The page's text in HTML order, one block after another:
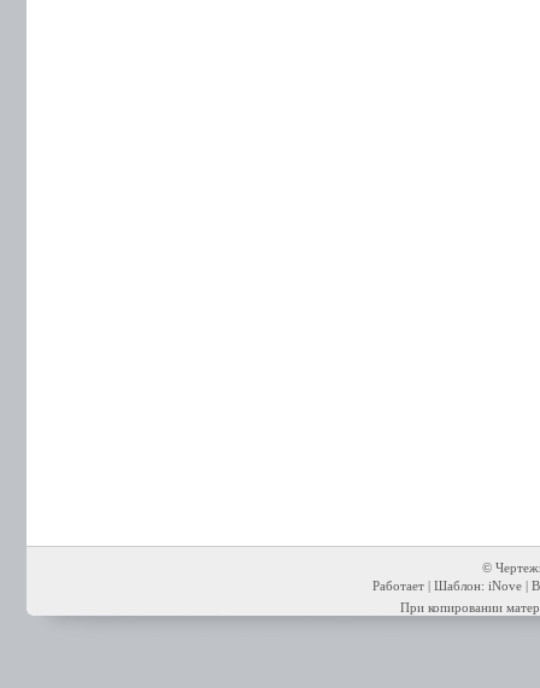
©
Работает | Шаблон: iNove |
При копировании